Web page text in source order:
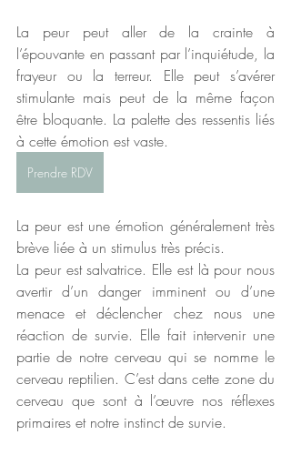
La peur peut aller de la crainte à
l’épouvante en passant par l’inquiétude, la
frayeur ou la terreur. Elle peut s’avérer
stimulante mais peut de la même façon
être bloquante. La palette des ressentis liés
à cette émotion est vaste.
Prendre RDV
La peur est une émotion généralement très
brève liée à un stimulus très précis.
La peur est salvatrice. Elle est là pour nous
avertir d’un danger imminent ou d’une
menace et déclencher chez nous une
réaction de survie. Elle fait intervenir une
partie de notre cerveau qui se nomme le
cerveau reptilien. C’est dans cette zone du
cerveau que sont à l’œuvre nos réflexes
primaires et notre instinct de survie.